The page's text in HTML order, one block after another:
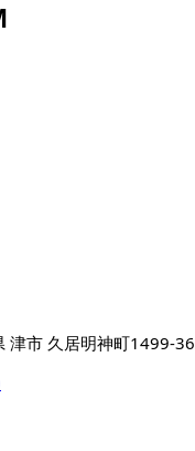
津市 久居明神町1499-36